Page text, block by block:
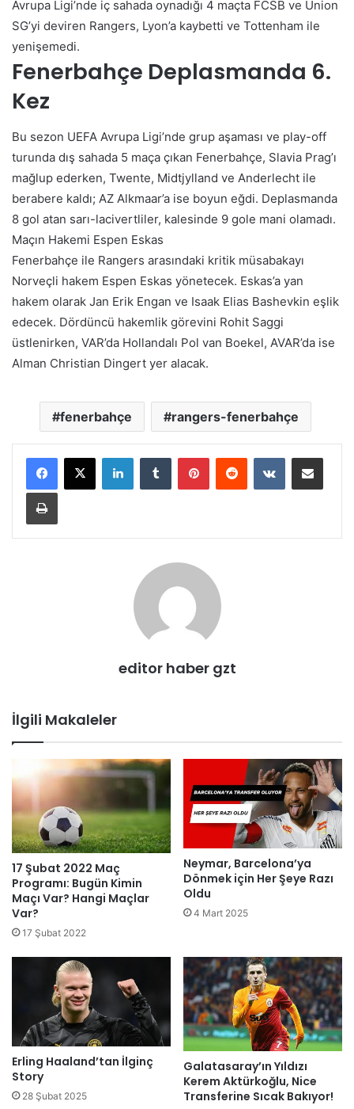
Avrupa Ligi’nde iç sahada oynadığı 4 maçta FCSB ve Union
SG’yi deviren Rangers, Lyon’a kaybetti ve Tottenham ile
yenişemedi.
Fenerbahçe Deplasmanda 6.
Kez
Bu sezon UEFA Avrupa Ligi’nde grup aşaması ve play-off
turunda dış sahada 5 maça çıkan Fenerbahçe, Slavia Prag’ı
mağlup ederken, Twente, Midtjylland ve Anderlecht ile
berabere kaldı; AZ Alkmaar’a ise boyun eğdi. Deplasmanda
8 gol atan sarı-lacivertliler, kalesinde 9 gole mani olamadı.
Maçın Hakemi Espen Eskas
Fenerbahçe ile Rangers arasındaki kritik müsabakayı
Norveçli hakem Espen Eskas yönetecek. Eskas’a yan
hakem olarak Jan Erik Engan ve Isaak Elias Bashevkin eşlik
edecek. Dördüncü hakemlik görevini Rohit Saggi
üstlenirken, VAR’da Hollandalı Pol van Boekel, AVAR’da ise
Alman Christian Dingert yer alacak.
fenerbahçe rangers-fenerbahçe
LinkedInTumblr PinterestReddit VKontakteE-Posta ile paylaş
Yazdır
editor haber gzt
İlgili Makaleler
17 Şubat 2022 Maç
Programı: Bugün Kimin
Maçı Var? Hangi Maçlar
Var?
17 Şubat 2022
Neymar, Barcelona’ya
Dönmek için Her Şeye Razı
Oldu
4 Mart 2025
Erling Haaland’tan İlginç
Story
28 Şubat 2025
Galatasaray’ın Yıldızı
Kerem Aktürkoğlu, Nice
Transferine Sıcak Bakıyor!